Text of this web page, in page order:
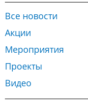
Все новости
Акции
Мероприятия
Проекты
Видео